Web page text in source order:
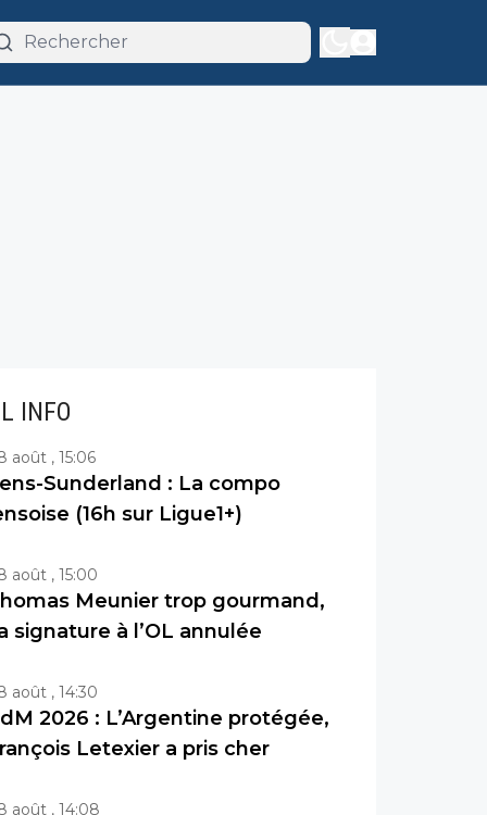
INFO
août , 15:06
Sunderland : La compo
(16h sur Ligue1+)
août , 15:00
Meunier trop gourmand,
signature à l’OL annulée
août , 14:30
2026 : L’Argentine protégée,
Letexier a pris cher
août , 14:08